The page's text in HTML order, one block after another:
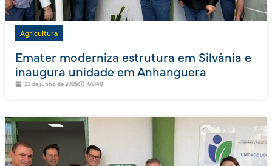
Agricultura
Emater moderniza estrutura em Silvânia e
inaugura unidade em Anhanguera
23 de junho de 2026 09:48